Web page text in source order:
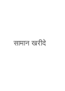
सामान खरीदे